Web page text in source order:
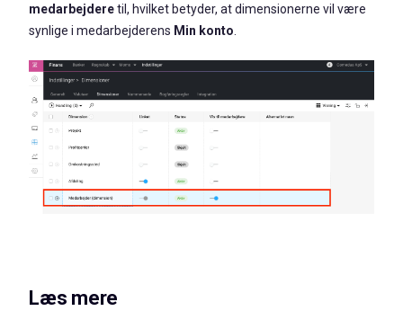
medarbejderetil, hvilket betyder, at dimensionerne vil være
synlige i medarbejderens Min konto
Læs mere